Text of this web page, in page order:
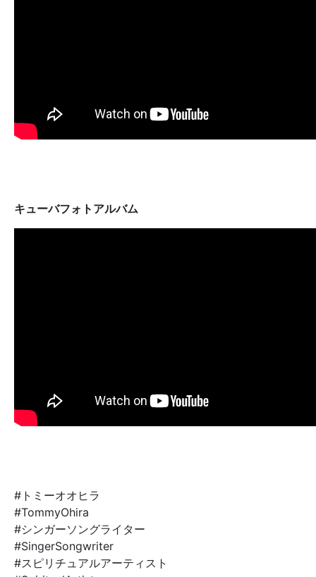
キューバフォトアルバム
#トミーオオヒラ
#TommyOhira
#シンガーソングライター
#SingerSongwriter
#スピリチュアルアーティスト